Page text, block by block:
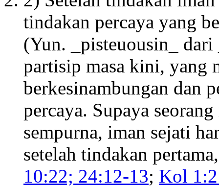
tindakan percaya yang
(Yun. _pisteuousin_
partisip masa kini, yang
berkesinambungan dan
percaya. Supaya
sempurna, iman sejati
setelah tindakan
10:22; 24:12-13; Kol